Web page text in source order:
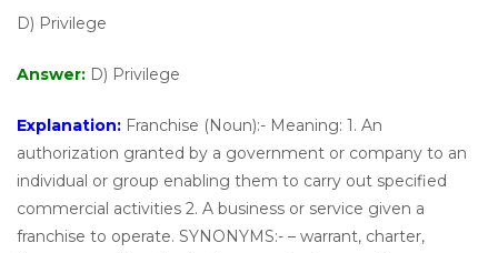
D) Privilege
Answer: D) Privilege
Explanation: Franchise (Noun):- Meaning: 1. An
authorization granted by a government or company to an
individual or group enabling them to carry out specified
commercial activities 2. A business or service given a
franchise to operate. SYNONYMS:- – warrant, charter,